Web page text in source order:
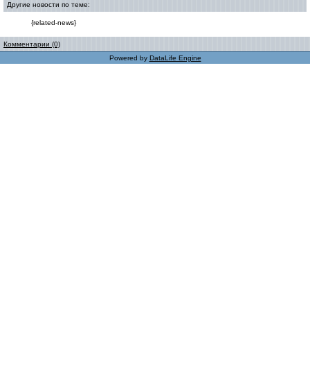
Другие новости по теме:
{related-news}
Комментарии (0)
Powered by DataLife Engine